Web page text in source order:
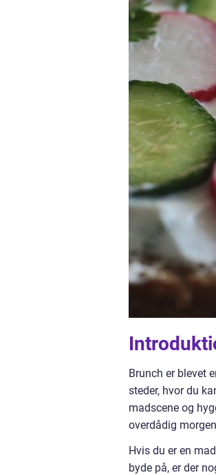
Brunch er blevet
steder, hvor du
madscene og
overdådig
Hvis du er en
byde på, er der